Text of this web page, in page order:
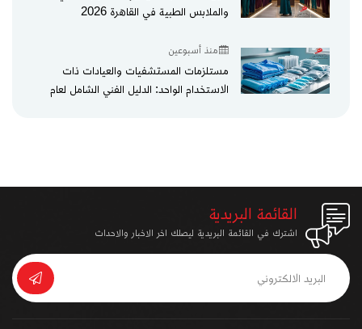
والملابس الطبية في القاهرة 2026
منذ أسبوعين
مستلزمات المستشفيات والعيادات ذات
الاستخدام الواحد: الدليل الفني الشامل لعام
القائمة البريدية
اشترك في القائمة البريدية ليصلك اخر الاخبار والاحداث